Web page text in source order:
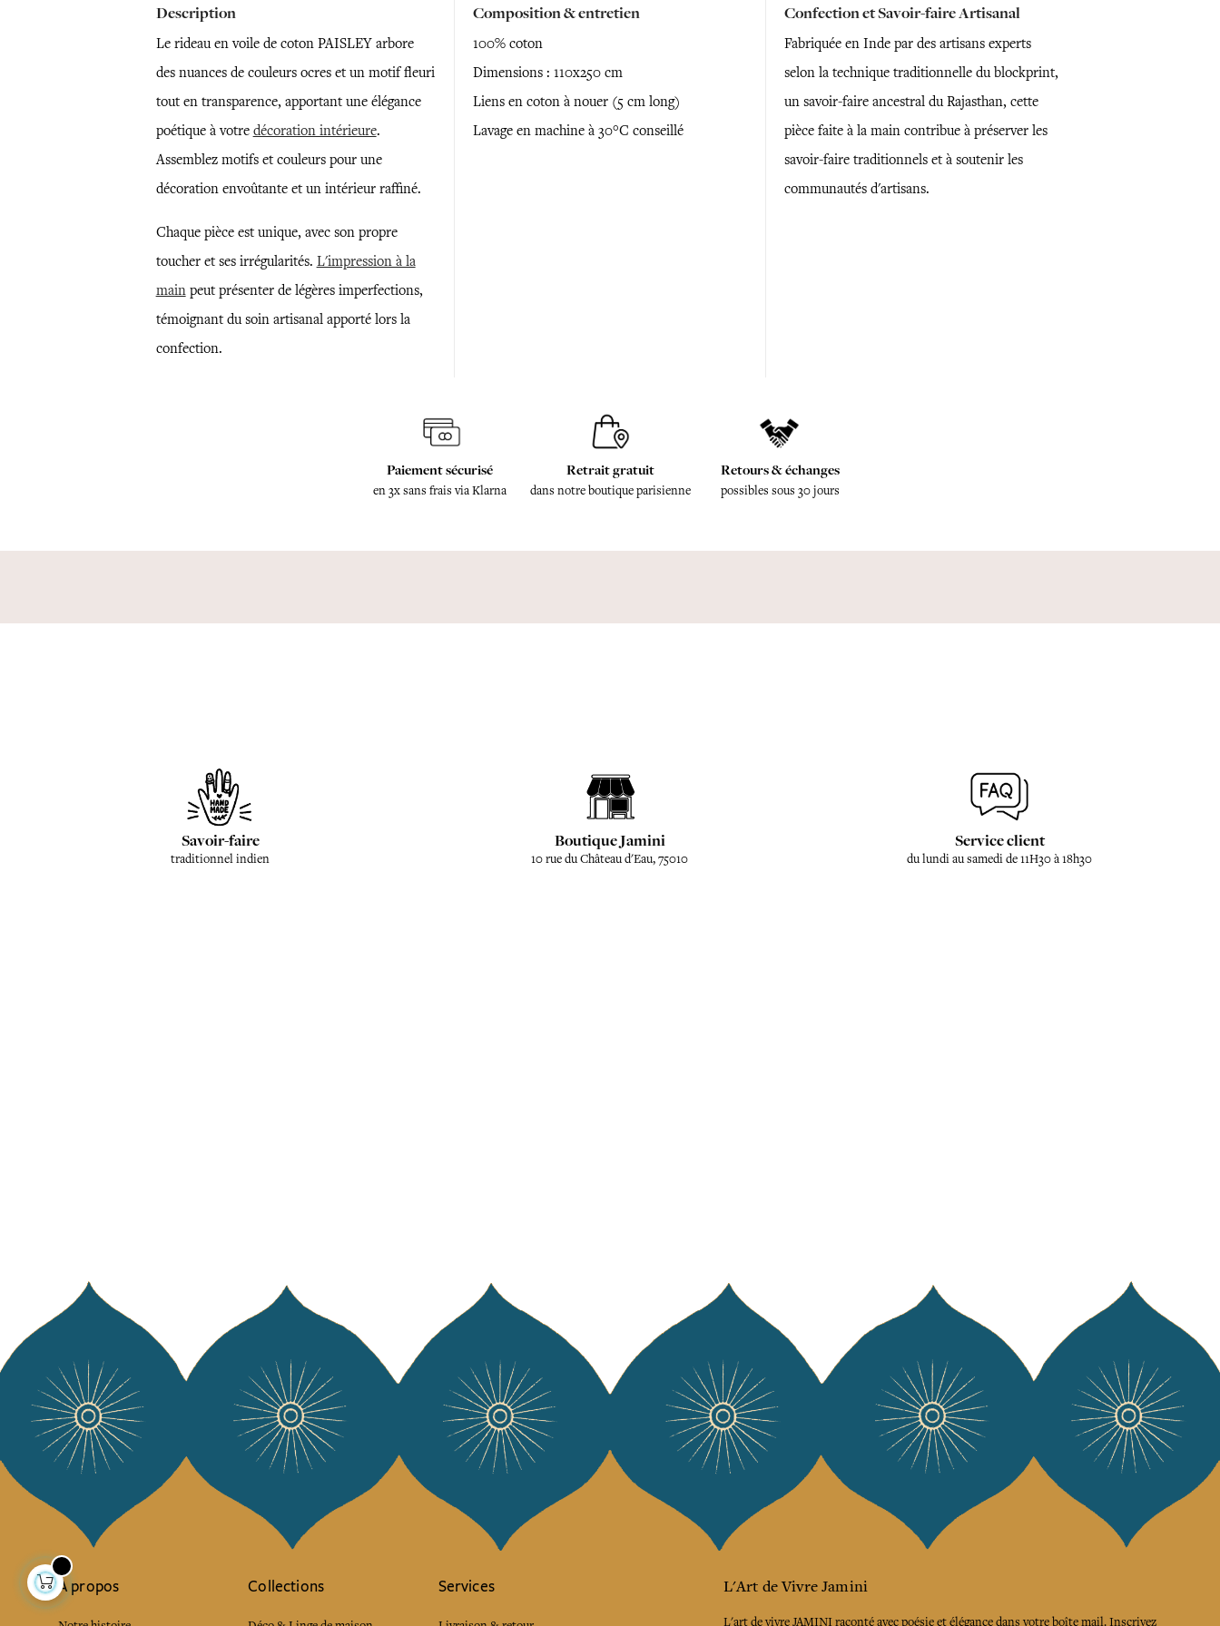
Description
Le rideau en voile de coton PAISLEY arbore
des nuances de couleurs ocres et un motif fleuri
tout en transparence, apportant une élégance
poétique à votre décoration intérieure.
Assemblez motifs et couleurs pour une
décoration envoûtante et un intérieur raffiné.
Chaque pièce est unique, avec son propre
toucher et ses irrégularités. L'impression à la
mainpeut présenter de légères imperfections,
témoignant du soin artisanal apporté lors la
confection.
Composition & entretien
100% coton
Dimensions : 110x250 cm
Liens en coton à nouer (5 cm long)
Lavage en machine à 30°C conseillé
Confection et Savoir-faire Artisanal
Fabriquée en Inde par des artisans experts
selon la technique traditionnelle du blockprint,
un savoir-faire ancestral du Rajasthan, cette
pièce faite à la main contribue à préserver les
savoir-faire traditionnels et à soutenir les
communautés d'artisans.
Paiement sécurisé
en 3x sans frais via Klarna
Retrait gratuit
dans notre boutique parisienne
Retours & échanges
possibles sous 30 jours
Savoir-faire
traditionnel indien
Boutique Jamini
10 rue du Château d'Eau, 75010
Service client
du lundi au samedi de 11H30 à 18h30
À propos Collections Services L'Art de Vivre Jamini
L'art de vivre JAMINI raconté avec poésie et élégance dans votre boîte mail. Inscrivez